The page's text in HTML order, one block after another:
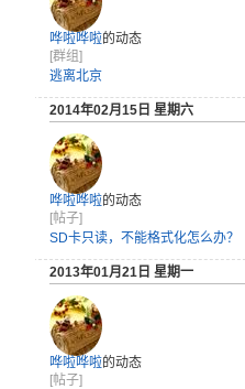
哗啦哗啦的动态
[群组]
逃离北京
2014年02月15日 星期六
哗啦哗啦的动态
[帖子]
SD卡只读，不能格式化怎么办？
2013年01月21日 星期一
哗啦哗啦的动态
[帖子]